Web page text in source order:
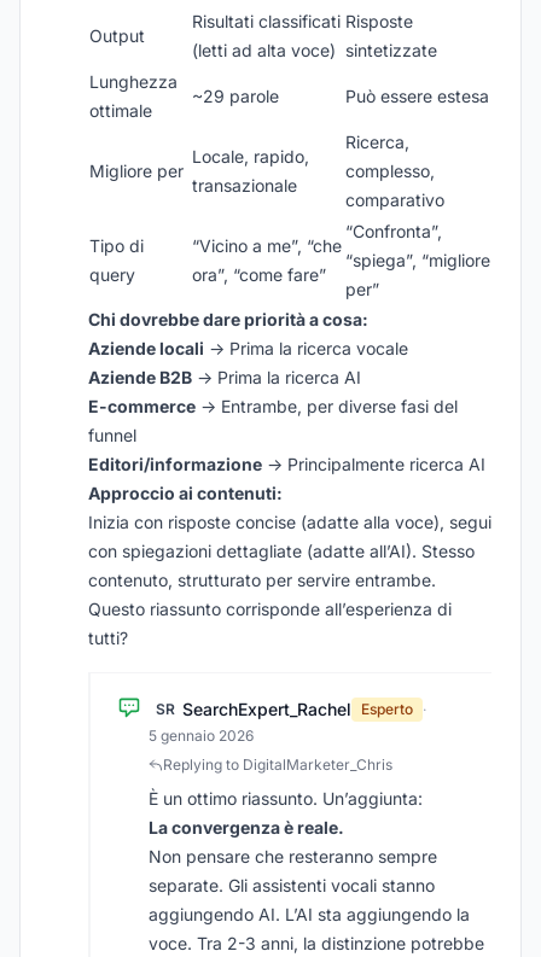
Output
Risultati classificati
(letti ad alta voce)
Risposte
sintetizzate
Lunghezza
ottimale
~29 parole Può essere estesa
Migliore per
Locale, rapido,
transazionale
Ricerca,
complesso,
comparativo
Tipo di
query
“Vicino a me”, “che
ora”, “come fare”
“Confronta”,
“spiega”, “migliore
per”
Chi dovrebbe dare priorità a cosa:
Aziende locali → Prima la ricerca vocale
Aziende B2B → Prima la ricerca AI
E-commerce → Entrambe, per diverse fasi del
funnel
Editori/informazione → Principalmente ricerca AI
Approccio ai contenuti:
Inizia con risposte concise (adatte alla voce), segui
con spiegazioni dettagliate (adatte all’AI). Stesso
contenuto, strutturato per servire entrambe.
Questo riassunto corrisponde all’esperienza di
tutti?
SR SearchExpert_Rachel Esperto ·
5 gennaio 2026
Replying to DigitalMarketer_Chris
È un ottimo riassunto. Un’aggiunta:
La convergenza è reale.
Non pensare che resteranno sempre
separate. Gli assistenti vocali stanno
aggiungendo AI. L’AI sta aggiungendo la
voce. Tra 2-3 anni, la distinzione potrebbe